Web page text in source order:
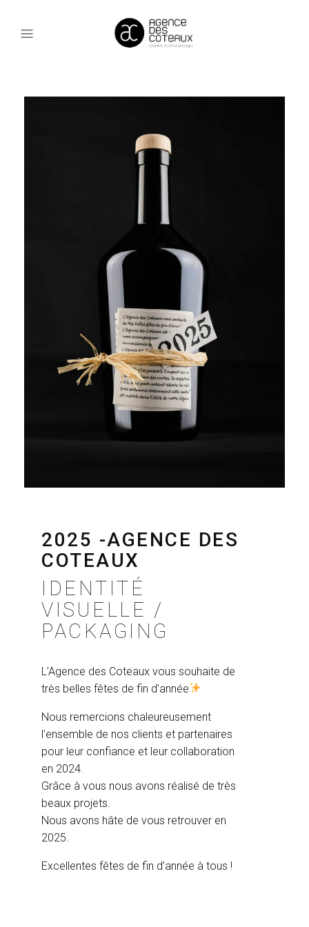
2025 -AGENCE DES
COTEAUX
IDENTITÉ
VISUELLE /
PACKAGING
L’Agence des Coteaux vous souhaite de
très belles fêtes de fin d’année
Nous remercions chaleureusement
l’ensemble de nos clients et partenaires
pour leur confiance et leur collaboration
en 2024.
Grâce à vous nous avons réalisé de très
beaux projets.
Nous avons hâte de vous retrouver en
2025.
Excellentes fêtes de fin d’année à tous !